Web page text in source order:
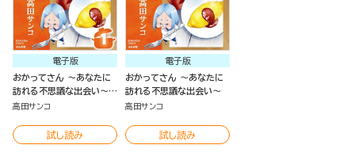
電子版
おかってさん ～あなたに
訪れる不思議な出会い～
（分冊版）
高田サンコ
試し読み
電子版
おかってさん ～あなたに
訪れる不思議な出会い～
高田サンコ
試し読み